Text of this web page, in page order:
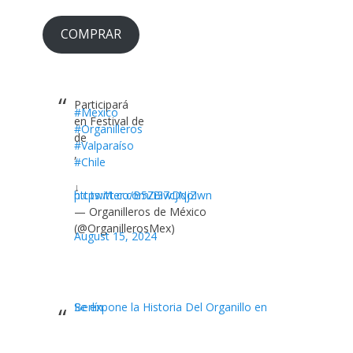
COMPRAR
Participará
#Mexico
en Festival de
#Organilleros
de
#Valparaíso
,
#Chile
↓
https://t.co/B5Zi3wDqjZ
pic.twitter.com/Bi7cjNoIwn
— Organilleros de México
(@OrganillerosMex)
August 15, 2024
Se expone la Historia Del Organillo en Berlín